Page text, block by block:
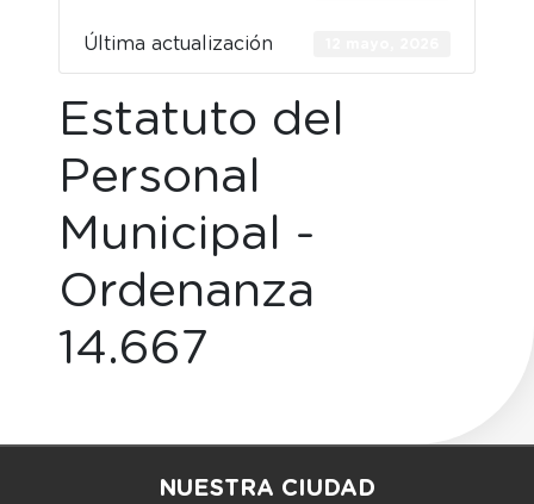
Última actualización
Estatuto del
Personal
Municipal -
Ordenanza
14.667
NUESTRA CIUDAD